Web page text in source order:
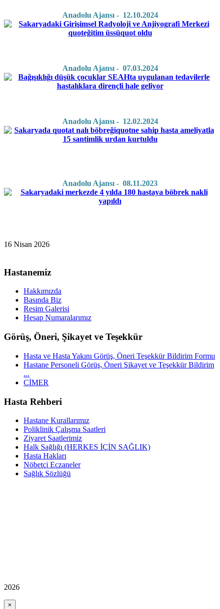
Anadolu Ajansı - 12.10.2024
Anadolu Ajansı - 07.03.2024
Anadolu Ajansı - 12.02.2024
Anadolu Ajansı - 08.11.2023
16 Nisan 2026
Hastanemiz
Hakkımızda
Basında Biz
Resim Galerisi
Hesap Numaralarımız
Görüş, Öneri, Şikayet ve Teşekkür
Hasta ve Hasta Yakını Görüş, Öneri Teşekkür Bildirim Formu
Hastane Personeli Görüş, Öneri Şikayet ve Teşekkür Bildirim
...
CİMER
Hasta Rehberi
Hastane Kurallarımız
Poliklinik Çalışma Saatleri
Ziyaret Saatlerimiz
Halk Sağlığı (HERKES İÇİN SAĞLIK)
Hasta Hakları
Nöbetçi Eczaneler
Sağlık Sözlüğü
2026
×